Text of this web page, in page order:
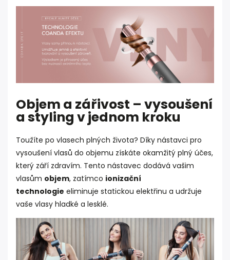
Objem a zářivost – vysoušení
a styling v jednom kroku
Toužíte po vlasech plných života? Díky nástavci pro
vysoušení vlasů do objemu získáte okamžitý plný účes,
který září zdravím. Tento nástavec dodává vašim
vlasům objem, zatímco ionizační
technologie eliminuje statickou elektřinu a udržuje
vaše vlasy hladké a lesklé.